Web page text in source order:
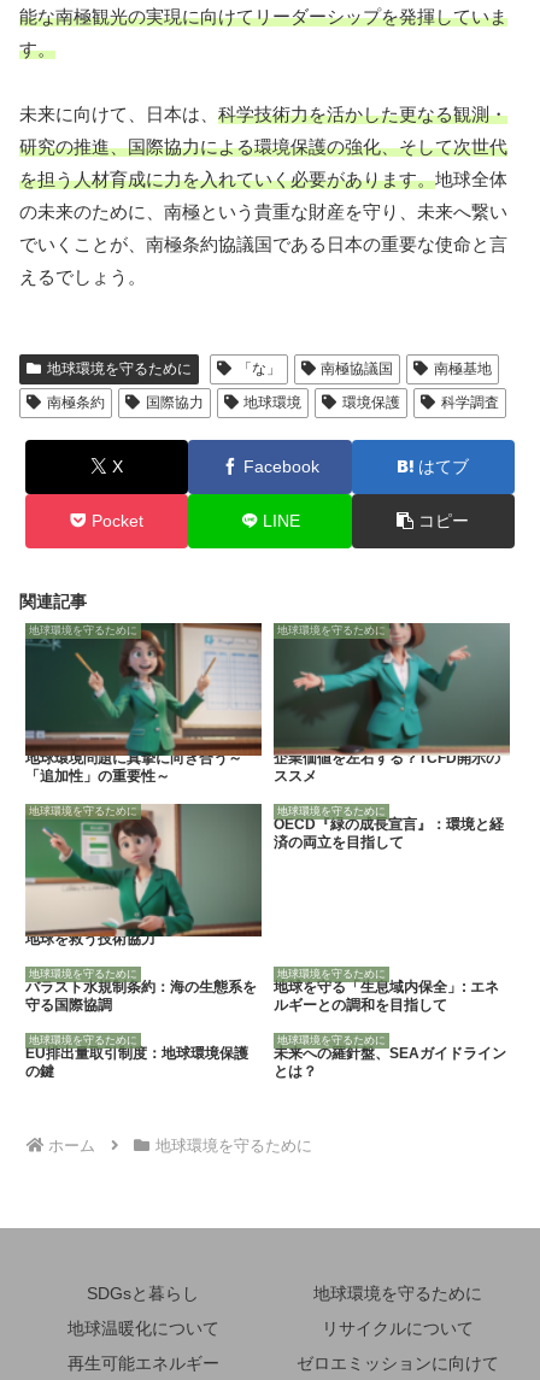
能な南極観光の実現に向けてリーダーシップを発揮していま
す。
未来に向けて、日本は、 科学技術力を活かした更なる観測・
研究の推進、国際協力による環境保護の強化、そして次世代
を担う人材育成に力を入れていく必要があります。地球全体
の未来のために、南極という貴重な財産を守り、未来へ繋い
でいくことが、南極条約協議国である日本の重要な使命と言
えるでしょう。
地球環境を守るために 「な」 南極協議国
南極基地
南極条約
国際協力 地球環境 環境保護 科学調査
X Facebook はてブ
Pocket LINE コピー
関連記事
地球環境を守るために
地球環境問題に真摯に向き合う～
「追加性」の重要性～
地球環境を守るために
企業価値を左右する？TCFD開示の
ススメ
地球環境を守るために
地球を救う技術協力
地球環境を守るために
OECD『緑の成長宣言』：環境と経
済の両立を目指して
地球環境を守るために
バラスト水規制条約：海の生態系を
守る国際協調
地球環境を守るために
地球を守る「生息域内保全」: エネ
ルギーとの調和を目指して
地球環境を守るために
EU排出量取引制度：地球環境保護
の鍵
地球環境を守るために
未来への羅針盤、SEAガイドライン
とは？
ホーム 地球環境を守るために
SDGsと暮らし
地球環境を守るために
地球温暖化について
リサイクルについて
再生可能エネルギー
ゼロエミッションに向けて